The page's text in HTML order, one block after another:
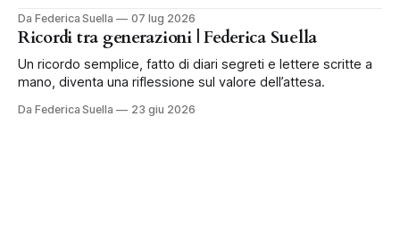
Da Federica Suella 07 lug 2026
Ricordi tra generazioni | Federica Suella
Un ricordo semplice, fatto di diari segreti e lettere scritte a
mano, diventa una riflessione sul valore dell’attesa.
Da Federica Suella 23 giu 2026